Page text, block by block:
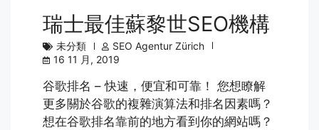
瑞士最佳蘇黎世SEO機構
未分類
SEO Agentur Zürich
16 11 月, 2019
谷歌排名 – 快速，便宜和可靠！ 您想瞭解
更多關於谷歌的複雜演算法和排名因素嗎？
想在谷歌排名靠前的地方看到你的網站嗎？